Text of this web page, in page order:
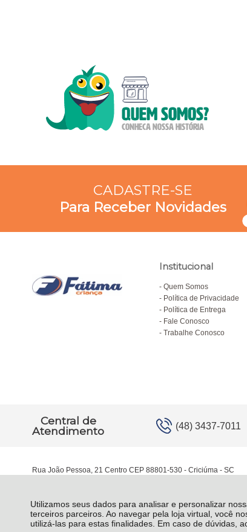
Utilizamos seus dados para analisar e personalizar
terceiros parceiros. Ao navegar pela loja virtual, você
utilizá-las para estas finalidades. Em caso de dúvidas,
CADASTRE-SE
Para Receber Novidades
Institucional
Quem Somos
Política de Privacidade
Política de Entrega
Fale Conosco
Trabalhe Conosco
Central de
Atendimento
(48) 3437-7011
Rua João Pessoa, 21 Centro CEP 88801-530 - Criciúma - SC